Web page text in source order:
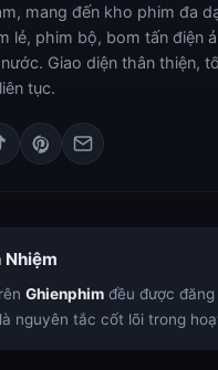
mang đến kho phim đa
lẻ, phim bộ, bom tấn điện
Giao diện thân thiện,
tục.
Nhiệm
Ghienphim đều được
nguyên tắc cốt lõi trong